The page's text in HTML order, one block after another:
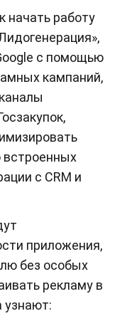
начать работу
с помощью
кампаний,
с CRM и
приложения,
без особых
рекламу в
узнают: